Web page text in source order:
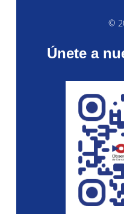
©
Únete a